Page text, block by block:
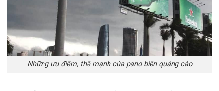
Những ưu điểm, thế mạnh của pano biển quảng cáo